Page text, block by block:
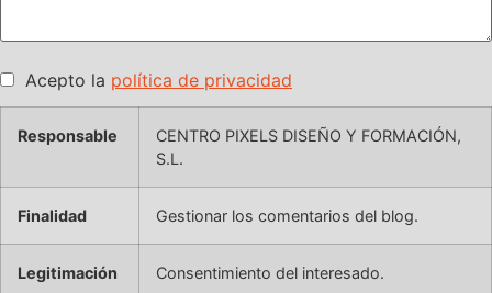
Acepto la política de privacidad
Responsable
CENTRO PIXELS DISEÑO Y FORMACIÓN,
S.L.
Finalidad Gestionar los comentarios del blog.
Legitimación Consentimiento del interesado.